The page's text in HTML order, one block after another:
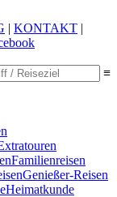
| KONTAKT |
≡
Familien­reisen
Genießer-Reisen
Heimatkunde